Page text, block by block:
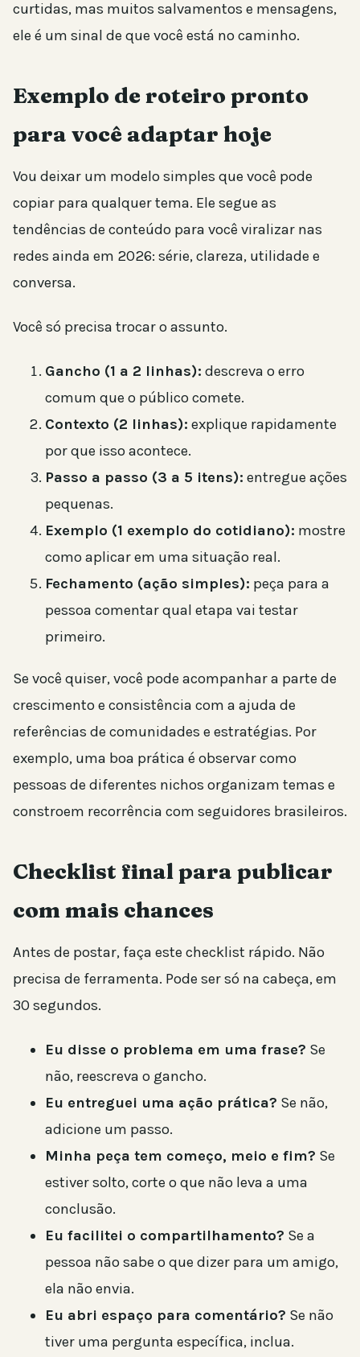
curtidas, mas muitos salvamentos e mensagens,
ele é um sinal de que você está no caminho.
Exemplo de roteiro pronto
para você adaptar hoje
Vou deixar um modelo simples que você pode
copiar para qualquer tema. Ele segue as
tendências de conteúdo para você viralizar nas
redes ainda em 2026: série, clareza, utilidade e
conversa.
Você só precisa trocar o assunto.
Gancho (1 a 2 linhas): descreva o erro
comum que o público comete.
Contexto (2 linhas): explique rapidamente
por que isso acontece.
Passo a passo (3 a 5 itens): entregue ações
pequenas.
Exemplo (1 exemplo do cotidiano): mostre
como aplicar em uma situação real.
Fechamento (ação simples): peça para a
pessoa comentar qual etapa vai testar
primeiro.
Se você quiser, você pode acompanhar a parte de
crescimento e consistência com a ajuda de
referências de comunidades e estratégias. Por
exemplo, uma boa prática é observar como
pessoas de diferentes nichos organizam temas e
constroem recorrência com seguidores brasileiros.
Checklist final para publicar
com mais chances
Antes de postar, faça este checklist rápido. Não
precisa de ferramenta. Pode ser só na cabeça, em
30 segundos.
Eu disse o problema em uma frase? Se
não, reescreva o gancho.
Eu entreguei uma ação prática? Se não,
adicione um passo.
Minha peça tem começo, meio e fim? Se
estiver solto, corte o que não leva a uma
conclusão.
Eu facilitei o compartilhamento? Se a
pessoa não sabe o que dizer para um amigo,
ela não envia.
Eu abri espaço para comentário? Se não
tiver uma pergunta específica, inclua.